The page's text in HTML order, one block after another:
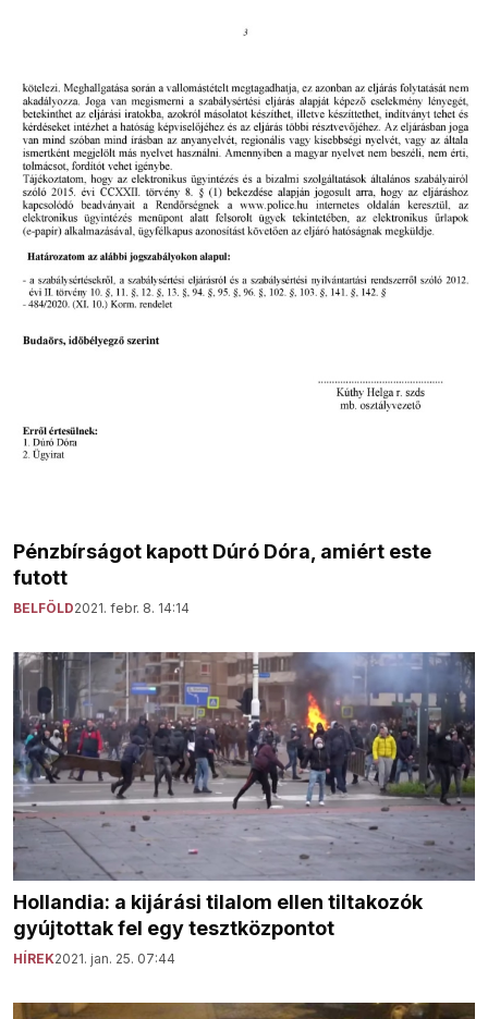
Pénzbírságot kapott Dúró Dóra, amiért este
futott
BELFÖLD2021. febr. 8. 14:14
Hollandia: a kijárási tilalom ellen tiltakozók
gyújtottak fel egy tesztközpontot
HÍREK2021. jan. 25. 07:44